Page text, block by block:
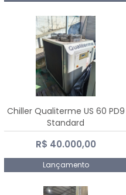
Chiller Qualiterme US 60 PD9
Standard
R$ 40.000,00
Lançamento